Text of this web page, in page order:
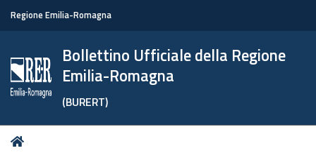
Regione Emilia-Romagna
Bollettino Ufficiale della Regione
Emilia-Romagna
(BURERT)
Tu